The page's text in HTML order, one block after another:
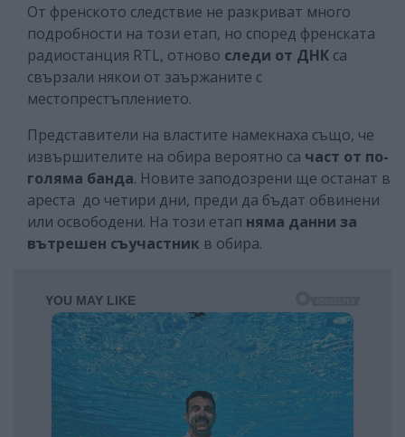
От френското следствие не разкриват много
подробности на този етап, но според френската
радиостанция RTL, отново следи от ДНК са
свързали някои от заържаните с
местопрестъплението.
Представители на властите намекнаха също, че
извършителите на обира вероятно са част от по-
голяма банда. Новите заподозрени ще останат в
ареста до четири дни, преди да бъдат обвинени
или освободени. На този етап няма данни за
вътрешен съучастник в обира.